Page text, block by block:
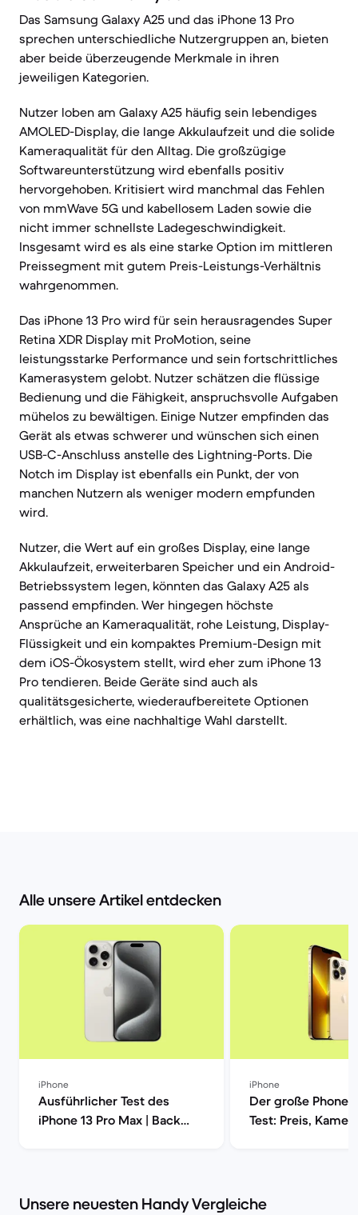
Das Samsung Galaxy A25 und das iPhone 13 Pro
sprechen unterschiedliche Nutzergruppen an, bieten
aber beide überzeugende Merkmale in ihren
jeweiligen Kategorien.
Nutzer loben am Galaxy A25 häufig sein lebendiges
AMOLED-Display, die lange Akkulaufzeit und die solide
Kameraqualität für den Alltag. Die großzügige
Softwareunterstützung wird ebenfalls positiv
hervorgehoben. Kritisiert wird manchmal das Fehlen
von mmWave 5G und kabellosem Laden sowie die
nicht immer schnellste Ladegeschwindigkeit.
Insgesamt wird es als eine starke Option im mittleren
Preissegment mit gutem Preis-Leistungs-Verhältnis
wahrgenommen.
Das iPhone 13 Pro wird für sein herausragendes Super
Retina XDR Display mit ProMotion, seine
leistungsstarke Performance und sein fortschrittliches
Kamerasystem gelobt. Nutzer schätzen die flüssige
Bedienung und die Fähigkeit, anspruchsvolle Aufgaben
mühelos zu bewältigen. Einige Nutzer empfinden das
Gerät als etwas schwerer und wünschen sich einen
USB-C-Anschluss anstelle des Lightning-Ports. Die
Notch im Display ist ebenfalls ein Punkt, der von
manchen Nutzern als weniger modern empfunden
wird.
Nutzer, die Wert auf ein großes Display, eine lange
Akkulaufzeit, erweiterbaren Speicher und ein Android-
Betriebssystem legen, könnten das Galaxy A25 als
passend empfinden. Wer hingegen höchste
Ansprüche an Kameraqualität, rohe Leistung, Display-
Flüssigkeit und ein kompaktes Premium-Design mit
dem iOS-Ökosystem stellt, wird eher zum iPhone 13
Pro tendieren. Beide Geräte sind auch als
qualitätsgesicherte, wiederaufbereitete Optionen
erhältlich, was eine nachhaltige Wahl darstellt.
Alle unsere Artikel entdecken
iPhone
Ausführlicher Test des
iPhone 13 Pro Max | Back
iPhone
Der große Phone
Test: Preis,
Unsere neuesten Handy Vergleiche